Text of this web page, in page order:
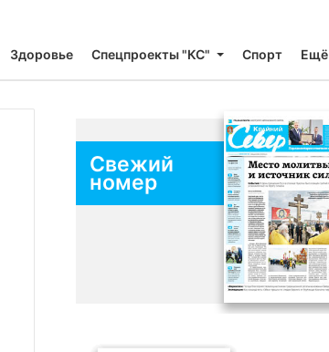
Здоровье Спецпроекты "КС" Спорт Ещё
Свежий
номер